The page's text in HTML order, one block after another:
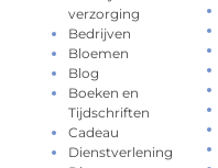
verzorging
Bedrijven
Bloemen
Blog
Boeken en
Tijdschriften
Cadeau
Dienstverlening